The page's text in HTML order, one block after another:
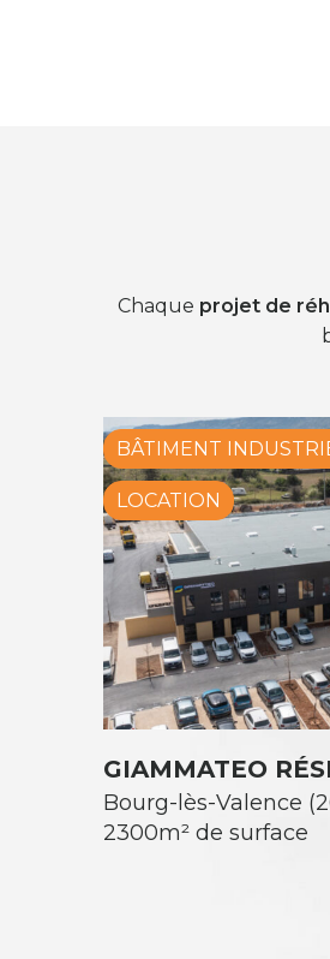
Chaque projet de
BÂTIMENT
LOCATION
GIAMMATEO
Bourg-lès-Valence
2300m² de surface